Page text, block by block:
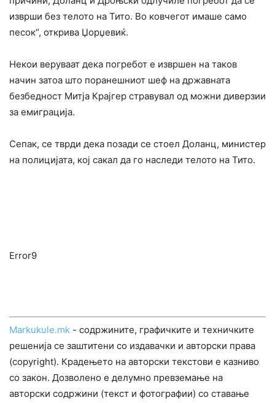
изврши без телото на Тито. Во ковчегот имаше само
песок“, открива Џорџевиќ.
Некои веруваат дека погребот е извршен на таков
начин затоа што поранешниот шеф на државната
безбедност Митја Крајгер стравувал од можни диверзии
за емиграција.
Сепак, се тврди дека позади се стоел Доланц, министер
на полицијата, кој сакал да го наследи телото на Тито.
Error9
Markukule.mk - содржините, графичките и техничките
решенија се заштитени со издавачки и авторски права
(copyright). Крадењето на авторски текстови е казниво
со закон. Дозволено е делумно превземање на
авторски содржини (текст и фотографии) со ставање